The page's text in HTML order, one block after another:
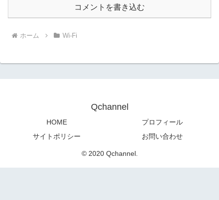
コメントを書き込む
ホーム Wi-Fi
Qchannel
HOME
プロフィール
サイトポリシー
お問い合わせ
© 2020 Qchannel.